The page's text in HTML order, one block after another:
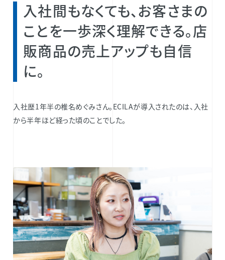
入社間もなくても、お客さまの
ことを一歩深く理解できる。店
販商品の売上アップも自信
に。
入社歴1年半の椎名めぐみさん。ECILAが導入されたのは、入社
から半年ほど経った頃のことでした。